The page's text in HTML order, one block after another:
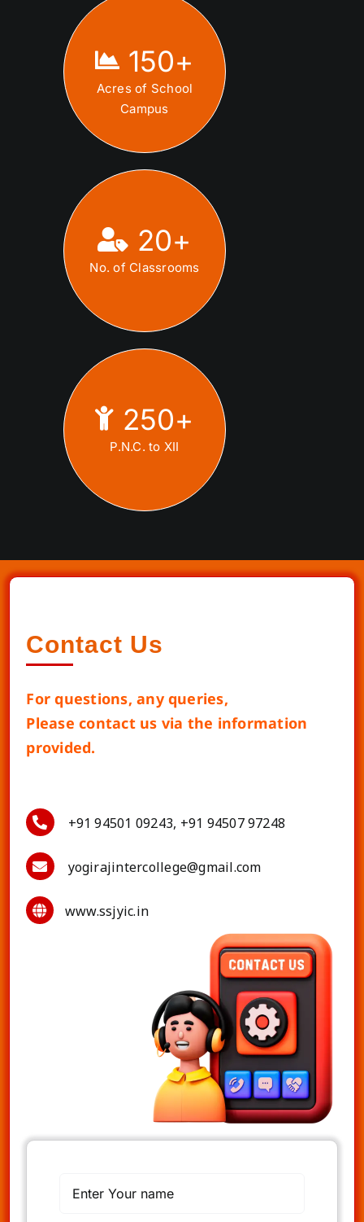
150+
Acres of School
Campus
20+
No. of Classrooms
250+
P.N.C. to XII
Contact Us
For questions, any queries,
Please contact us via the information
provided.
+91 94501 09243, +91 94507 97248
yogirajintercollege@gmail.com
www.ssjyic.in